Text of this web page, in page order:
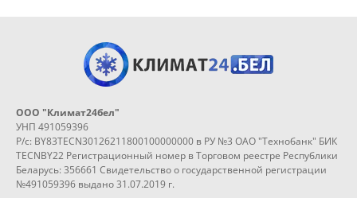
ООО "Климат24бел"
УНП 491059396
Р/с: BY83TECN30126211800100000000 в РУ №3 ОАО "Технобанк" БИК
TECNBY22 Регистрационный номер в Торговом реестре Республики
Беларусь: 356661 Свидетельство о государственной регистрации
№491059396 выдано 31.07.2019 г.